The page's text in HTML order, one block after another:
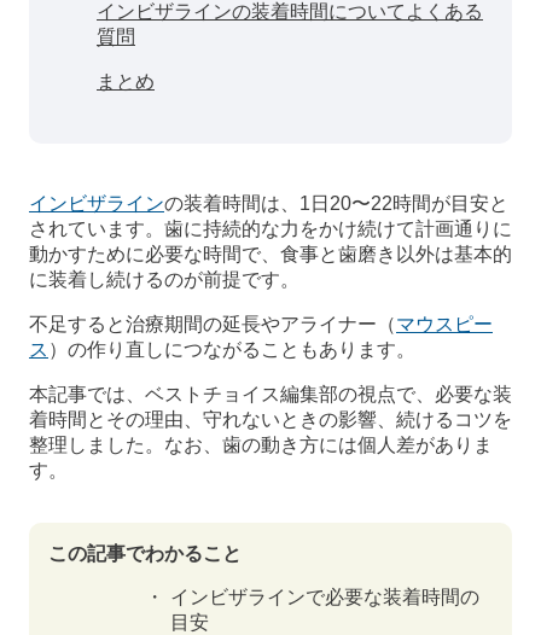
インビザラインの装着時間についてよくある
質問
まとめ
インビザラインの装着時間は、1日20〜22時間が目安と
されています。歯に持続的な力をかけ続けて計画通りに
動かすために必要な時間で、食事と歯磨き以外は基本的
に装着し続けるのが前提です。
不足すると治療期間の延長やアライナー（マウスピー
ス ）の作り直しにつながることもあります。
本記事では、ベストチョイス編集部の視点で、必要な装
着時間とその理由、守れないときの影響、続けるコツを
整理しました。なお、歯の動き方には個人差がありま
す。
この記事でわかること
インビザラインで必要な装着時間の
目安